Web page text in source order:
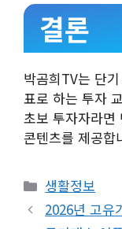
결론
박곰희TV는 단
표로 하는 투자
초보 투자자라면
콘텐츠를 제공합
카
테
고
생활정보
2026년 고유